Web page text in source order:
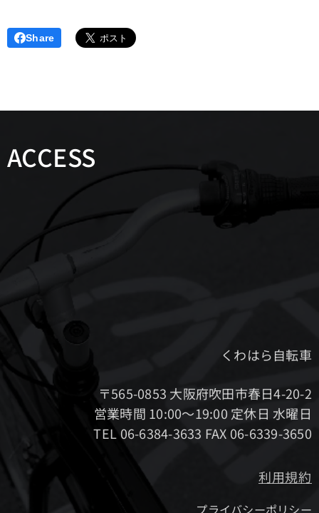
Share
ACCESS
くわはら自転車
〒565-0853 大阪府吹田市春日4-20-2
営業時間 10:00～19:00 定休日 水曜日
TEL 06-6384-3633 FAX 06-6339-3650
利用規約
プライバシーポリシー